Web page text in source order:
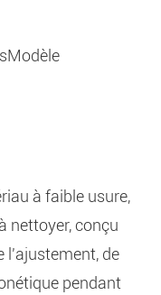
Modèle
à faible usure,
nettoyer, conçu
l'ajustement, de
pendant